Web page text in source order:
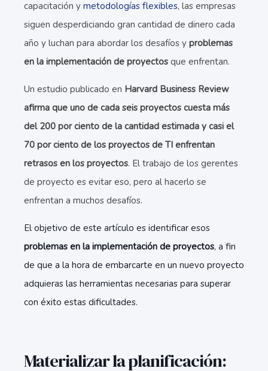
capacitación y metodologías flexibles, las empresas
siguen desperdiciando gran cantidad de dinero cada
año y luchan para abordar los desafíos y problemas
en la implementación de proyectos que enfrentan.
Un estudio publicado en Harvard Business Review
afirma que uno de cada seis proyectos cuesta más
del 200 por ciento de la cantidad estimada y casi el
70 por ciento de los proyectos de TI enfrentan
retrasos en los proyectos. El trabajo de los gerentes
de proyecto es evitar eso, pero al hacerlo se
enfrentan a muchos desafíos.
El objetivo de este artículo es identificar esos
problemas en la implementación de proyectos, a fin
de que a la hora de embarcarte en un nuevo proyecto
adquieras las herramientas necesarias para superar
con éxito estas dificultades.
Materializar la planificación: